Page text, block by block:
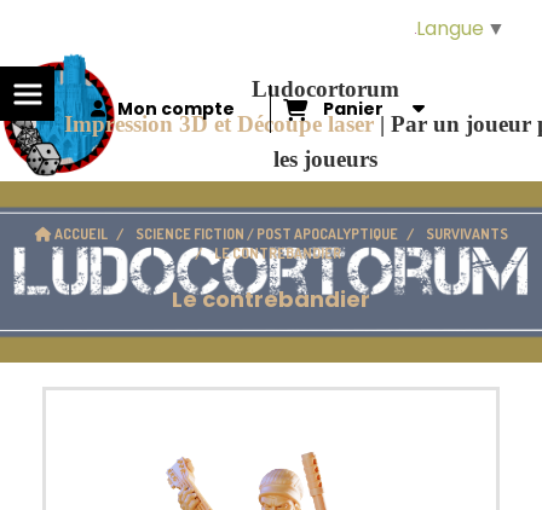
Ludocortorum
Impression 3D et Découpe laser |Par un joueur
les joueurs
Mon compte Panier
ACCUEIL SCIENCE FICTION / POST APOCALYPTIQUE
SURVIVANTS
LE CONTREBANDIER
Le contrebandier
Langue ▼